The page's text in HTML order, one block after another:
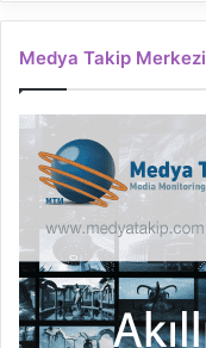
Medya Takip Merkezi